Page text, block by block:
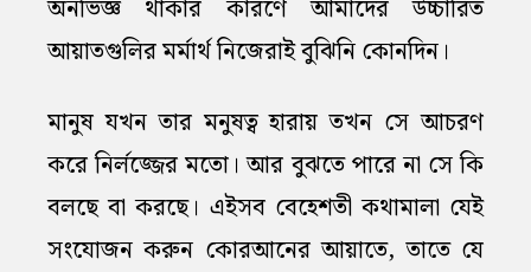
অনভিজ্ঞ থাকার কারণে আমাদের উচ্চারিত
আয়াতগুলির মর্মার্থ নিজেরাই বুঝিনি কোনদিন।
মানুষ যখন তার মনুষত্ব হারায় তখন সে আচরণ
করে নির্লজ্জের মতো। আর বুঝতে পারে না সে কি
বলছে বা করছে। এইসব বেহেশতী কথামালা যেই
সংযোজন করুন কোরআনের আয়াতে, তাতে যে